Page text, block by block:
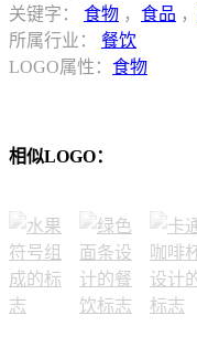
关键字： 食物 ， 食品 ，
所属行业： 餐饮
LOGO属性： 食物
相似LOGO：